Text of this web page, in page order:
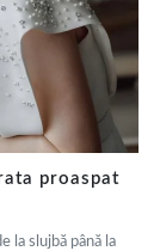
proaspat
la slujbă până la